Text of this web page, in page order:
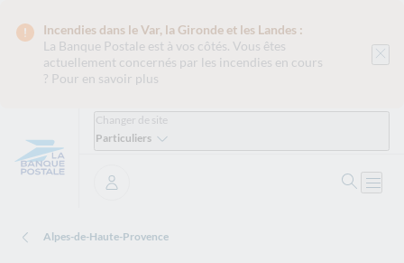
Incendies dans le Var, la Gironde et les Landes :
La Banque Postale est à vos côtés. Vous êtes
actuellement concernés par les incendies en cours
? Pour en savoir plus
Changer de site
Particuliers
Se connecter
Alpes-de-Haute-Provence